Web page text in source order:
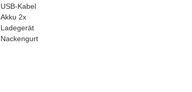
USB-Kabel
Akku 2x
Ladegerät
Nackengurt